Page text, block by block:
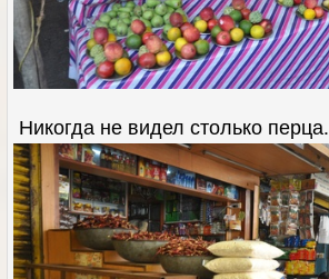
Никогда не видел столько перца.